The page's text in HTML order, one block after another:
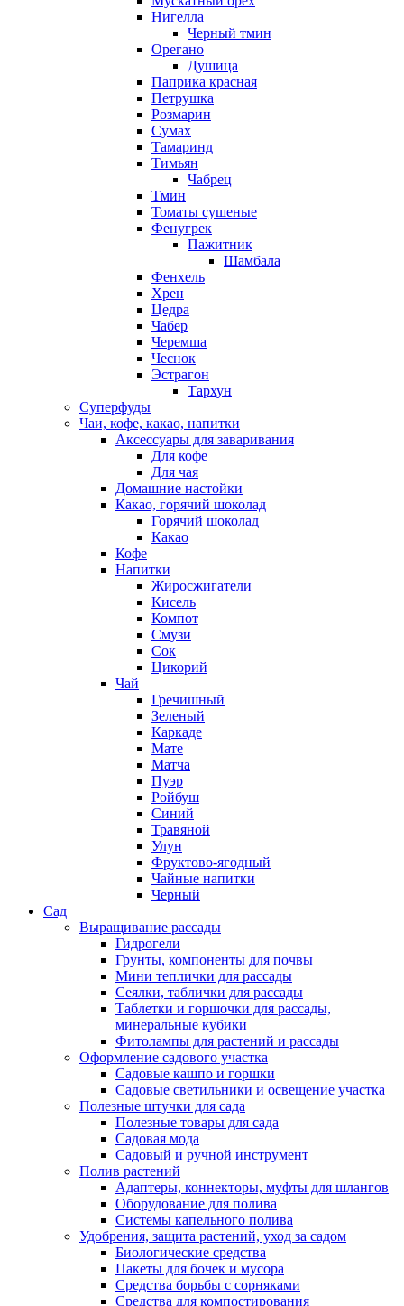
Нигелла
Черный тмин
Орегано
Душица
Паприка красная
Петрушка
Розмарин
Сумах
Тамаринд
Тимьян
Чабрец
Тмин
Томаты сушеные
Фенугрек
Пажитник
Шамбала
Фенхель
Хрен
Цедра
Чабер
Черемша
Чеснок
Эстрагон
Тархун
Суперфуды
Чаи, кофе, какао, напитки
Аксессуары для заваривания
Для кофе
Для чая
Домашние настойки
Какао, горячий шоколад
Горячий шоколад
Какао
Кофе
Напитки
Жиросжигатели
Кисель
Компот
Смузи
Сок
Цикорий
Чай
Гречишный
Зеленый
Каркаде
Мате
Матча
Пуэр
Ройбуш
Синий
Травяной
Улун
Фруктово-ягодный
Чайные напитки
Черный
Сад
Выращивание рассады
Гидрогели
Грунты, компоненты для почвы
Мини теплички для рассады
Сеялки, таблички для рассады
Таблетки и горшочки для рассады,
минеральные кубики
Фитолампы для растений и рассады
Оформление садового участка
Садовые кашпо и горшки
Садовые светильники и освещение участка
Полезные штучки для сада
Полезные товары для сада
Садовая мода
Садовый и ручной инструмент
Полив растений
Адаптеры, коннекторы, муфты для шлангов
Оборудование для полива
Системы капельного полива
Удобрения, защита растений, уход за садом
Биологические средства
Пакеты для бочек и мусора
Средства борьбы с сорняками
Средства для компостирования